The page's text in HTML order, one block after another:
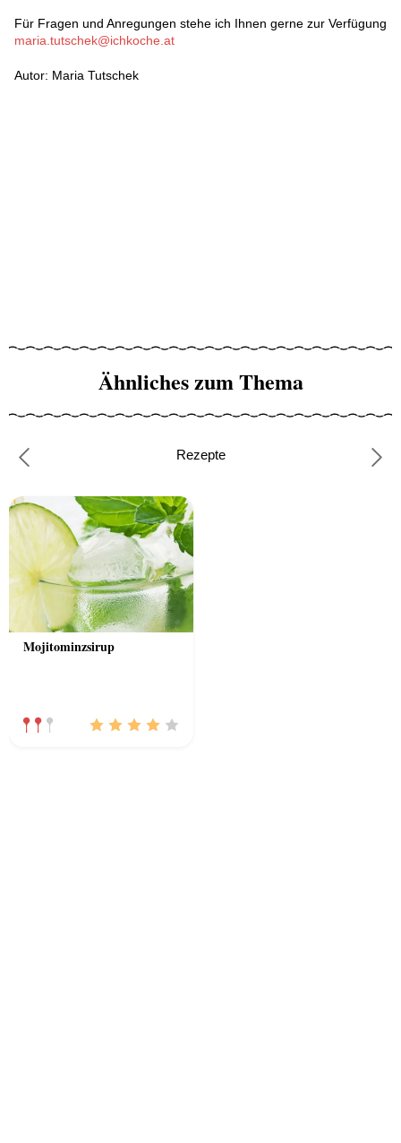
Für Fragen und Anregungen stehe ich Ihnen gerne zur Verfügung
maria.tutschek@ichkoche.at
Autor: Maria Tutschek
Ähnliches zum Thema
Rezepte
Mojitominzsirup